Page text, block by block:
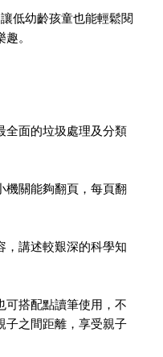
低幼齡孩童也能輕鬆閱
。
全面的垃圾處理及分類
機關能夠翻頁，每頁翻
，講述較艱深的科學知
可搭配點讀筆使用，不
子之間距離，享受親子